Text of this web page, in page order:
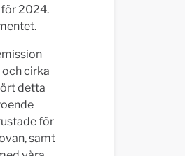
2024.
cirka
detta
för
samt